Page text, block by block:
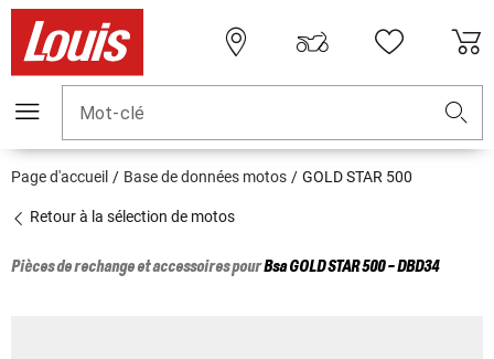
Mot-clé
Page d'accueil Base de données motos GOLD STAR 500
Retour à la sélection de motos
Pièces de rechange et accessoires pourBsaGOLD STAR 500 - DBD34